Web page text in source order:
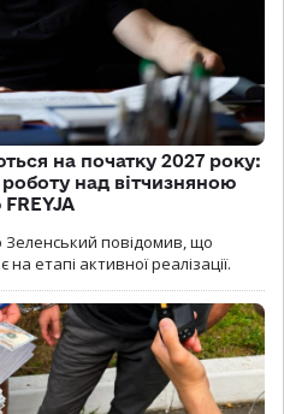
на початку 2027 року:
над вітчизняною
повідомив, що
етапі активної реалізації.